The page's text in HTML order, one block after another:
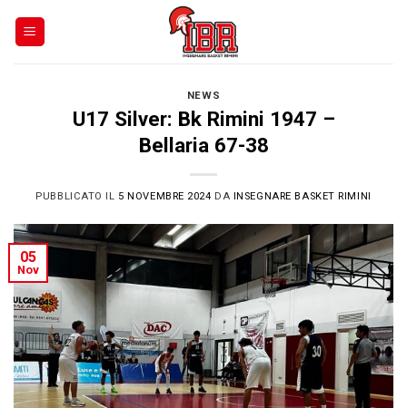
NEWS
U17 Silver: Bk Rimini 1947 –
Bellaria 67-38
PUBBLICATO IL 5 NOVEMBRE 2024 DA INSEGNARE BASKET RIMINI
05
Nov